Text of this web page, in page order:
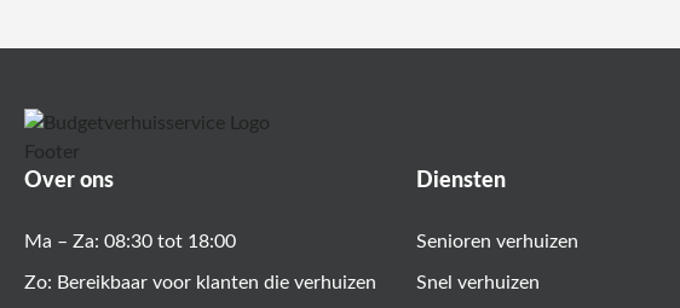
Over ons
Ma – Za: 08:30 tot 18:00
Zo: Bereikbaar voor klanten die verhuizen
Diensten
Senioren verhuizen
Snel verhuizen